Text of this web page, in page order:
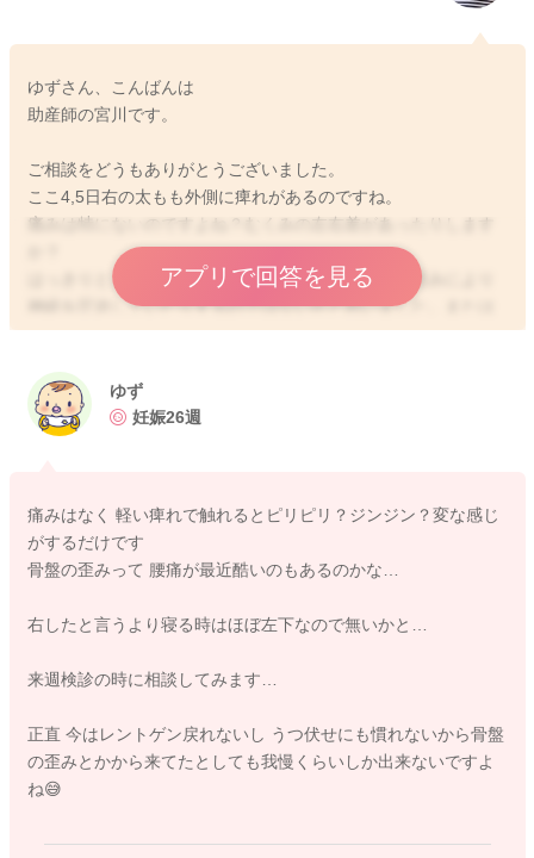
ゆずさん、こんばんは
助産師の宮川です。
ご相談をどうもありがとうございました。
ここ4,5日右の太もも外側に痺れがあるのですね。
痛みは特にないのですよね？むくみの左右差があったりします
はっきりとしたことはわからないのですが、骨盤の歪みにより
神経を圧迫していたりするのではないかと思いました。または
良く右側を下にして休まれていたということもないでしょう
来週に健診があるということなので、その際に先生にもぜひご
相談いただけたらと思います。
アプリで回答を見る
ゆず
妊娠26週
痛みはなく 軽い痺れで触れるとピリピリ？ジンジン？変な感じ
がするだけです
骨盤の歪みって 腰痛が最近酷いのもあるのかな…
右したと言うより寝る時はほぼ左下なので無いかと…
来週検診の時に相談してみます…
正直 今はレントゲン戻れないし うつ伏せにも慣れないから骨盤
の歪みとかから来てたとしても我慢くらいしか出来ないですよ
ね😅